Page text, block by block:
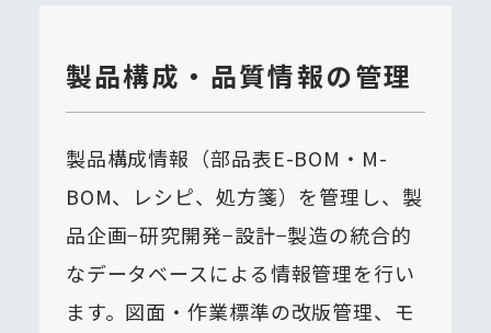
製品構成・品質情報の管理
製品構成情報（部品表E-BOM・M-
BOM、レシピ、処方箋）を管理し、製
品企画−研究開発−設計−製造の統合的
なデータベースによる情報管理を行い
ます。図面・作業標準の改版管理、モ